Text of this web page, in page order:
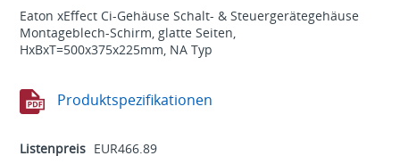
Eaton xEffect Ci-Gehäuse Schalt- & Steuergerätegehäuse
Montageblech-Schirm, glatte Seiten,
HxBxT=500x375x225mm, NA Typ
Produktspezifikationen
Listenpreis EUR466.89